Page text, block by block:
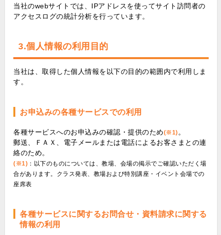
当社のwebサイトでは、IPアドレスを使ってサイト訪問者の
アクセスログの統計分析を行っています。
3.個人情報の利用目的
当社は、取得した個人情報を以下の目的の範囲内で利用しま
す。
お申込みの各種サービスでの利用
各種サービスへのお申込みの確認・提供のため(※1) 。
郵送、ＦＡＸ、電子メールまたは電話によるお客さまとの連
絡のため。
(※1) ：以下のものについては、教場、会場の掲示でご確認いただく場
合があります。クラス発表、教場および特別講座・イベント会場での
座席表
各種サービスに関するお問合せ・資料請求に関する
情報の利用